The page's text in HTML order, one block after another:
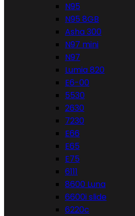
N95
N95 8GB
Asha 300
N97 mini
N97
Lumia 820
E6-00
5530
2630
7230
E66
E65
E75
6111
8600 Luna
6600i slide
6220c